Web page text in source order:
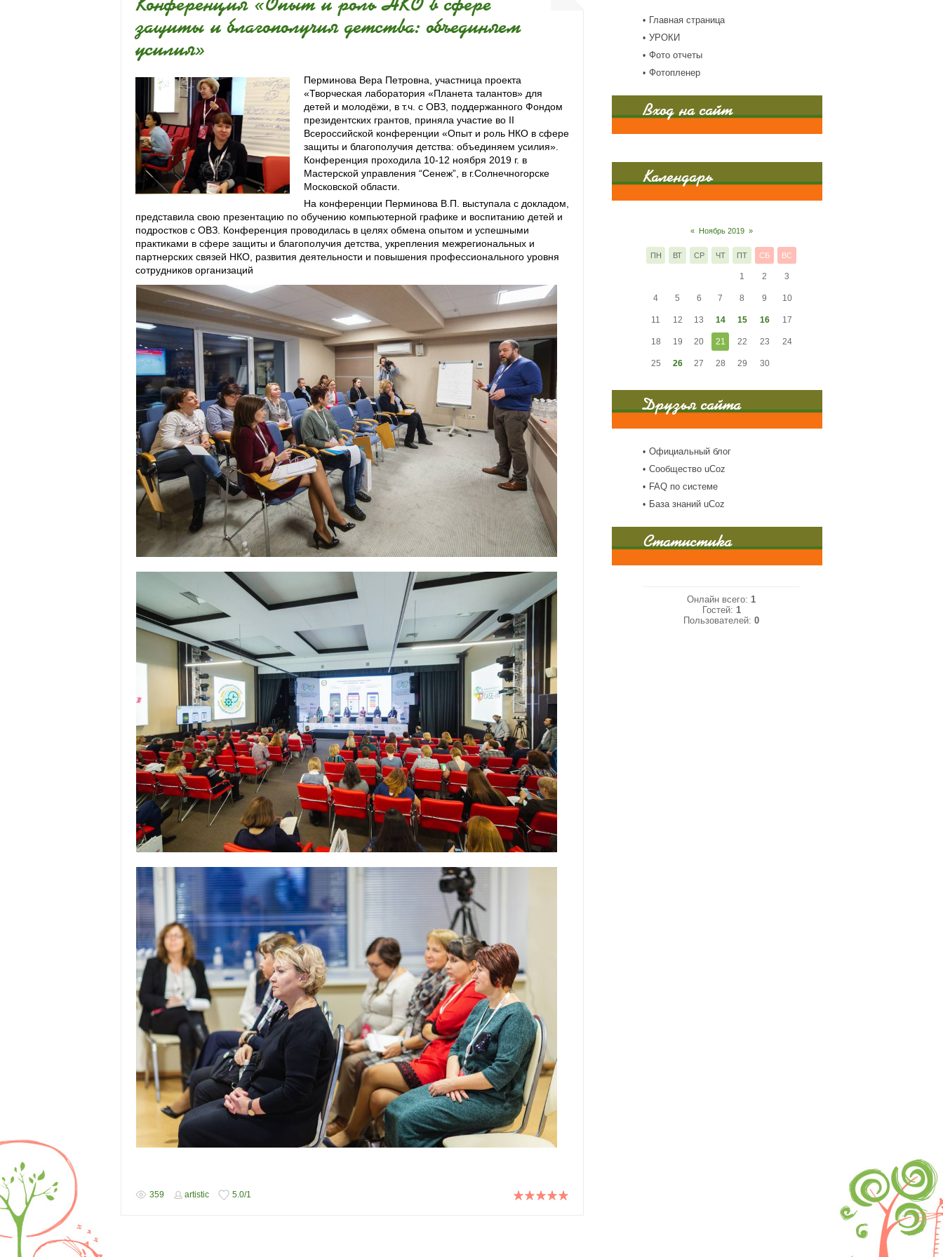
защиты и благополучия детства: объединяем
усилия»
Перминова Вера Петровна, участница проекта
«Творческая лаборатория «Планета талантов» для
детей и молодёжи, в т.ч. с ОВЗ, поддержанного Фондом
президентских грантов, приняла участие во II
Всероссийской конференции «Опыт и роль НКО в сфере
защиты и благополучия детства: объединяем усилия».
Конференция проходила 10-12 ноября 2019 г. в
Мастерской управления “Сенеж”, в г.Солнечногорске
Московской области.
На конференции Перминова В.П. выступала с докладом,
представила свою презентацию по обучению компьютерной графике и воспитанию детей и
подростков с ОВЗ. Конференция проводилась в целях обмена опытом и успешными
практиками в сфере защиты и благополучия детства, укрепления межрегиональных и
партнерских связей НКО, развития деятельности и повышения профессионального уровня
сотрудников организаций
359 artistic 5.0/1
Главная страница
УРОКИ
Фото отчеты
Фотопленер
Вход на сайт
Календарь
« Ноябрь 2019 »
ПН ВТ СР ЧТ ПТ СБ ВС
1 2 3
4 5 6 7 8 9 10
11 12 13 14 15 16 17
18 19 20 21 22 23 24
25 26 27 28 29 30
Друзья сайта
Официальный блог
Сообщество uCoz
FAQ по системе
База знаний uCoz
Статистика
Онлайн всего: 1
Гостей: 1
Пользователей: 0